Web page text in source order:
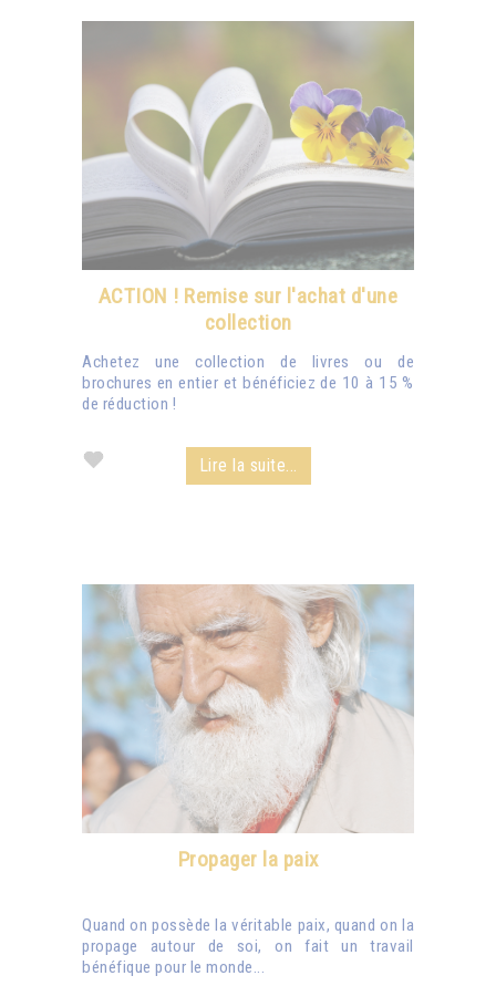
ACTION ! Remise sur l'achat d'une
collection
Achetez une collection de livres ou de
brochures en entier et bénéficiez de 10 à 15 %
de réduction !
Lire la suite...
Propager la paix
Quand on possède la véritable paix, quand on la
propage autour de soi, on fait un travail
bénéfique pour le monde...